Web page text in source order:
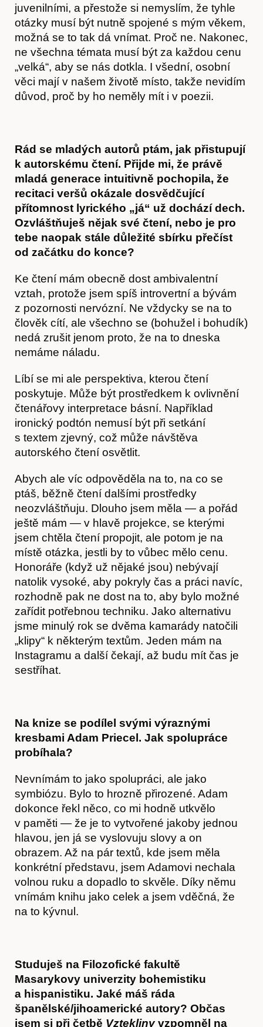
Akce
O nás
Obchod
juvenilními, a přestože si nemyslím, že tyhle
otázky musí být nutně spojené s mým věkem,
možná se to tak dá vnímat. Proč ne. Nakonec,
ne všechna témata musí být za každou cenu
„velká“, aby se nás dotkla. I všední, osobní
věci mají v našem životě místo, takže nevidím
důvod, proč by ho neměly mít i v poezii.
Rád se mladých autorů ptám, jak přistupují
k autorskému čtení. Přijde mi, že právě
mladá generace intuitivně pochopila, že
recitaci veršů okázale dosvědčující
přítomnost lyrického „já“ už dochází dech.
Ozvláštňuješ nějak své čtení, nebo je pro
tebe naopak stále důležité sbírku přečíst
od začátku do konce?
Ke čtení mám obecně dost ambivalentní
vztah, protože jsem spíš introvertní a bývám
z pozornosti nervózní. Ne vždycky se na to
člověk cítí, ale všechno se (bohužel i bohudík)
nedá zrušit jenom proto, že na to dneska
nemáme náladu.
Líbí se mi ale perspektiva, kterou čtení
poskytuje. Může být prostředkem k ovlivnění
čtenářovy interpretace básní. Například
ironický podtón nemusí být při setkání
s textem zjevný, což může návštěva
autorského čtení osvětlit.
Abych ale víc odpověděla na to, na co se
ptáš, běžně čtení dalšími prostředky
neozvláštňuju. Dlouho jsem měla — a pořád
ještě mám — v hlavě projekce, se kterými
jsem chtěla čtení propojit, ale potom je na
místě otázka, jestli by to vůbec mělo cenu.
Honoráře (když už nějaké jsou) nebývají
natolik vysoké, aby pokryly čas a práci navíc,
rozhodně pak ne dost na to, aby bylo možné
zařídit potřebnou techniku. Jako alternativu
jsme minulý rok se dvěma kamarády natočili
„klipy“ k některým textům. Jeden mám na
Instagramu a další čekají, až budu mít čas je
sestříhat.
Na knize se podílel svými výraznými
kresbami Adam Priecel. Jak spolupráce
probíhala?
Nevnímám to jako spolupráci, ale jako
symbiózu. Bylo to hrozně přirozené. Adam
dokonce řekl něco, co mi hodně utkvělo
v paměti — že je to vytvořené jakoby jednou
hlavou, jen já se vyslovuju slovy a on
obrazem. Až na pár textů, kde jsem měla
konkrétní představu, jsem Adamovi nechala
volnou ruku a dopadlo to skvěle. Díky němu
vnímám knihu jako celek a jsem vděčná, že
na to kývnul.
Studuješ na Filozofické fakultě
Masarykovy univerzity bohemistiku
a hispanistiku. Jaké máš ráda
španělské/jihoamerické autory? Občas
jsem si při četbě Vzteklinyvzpomněl na